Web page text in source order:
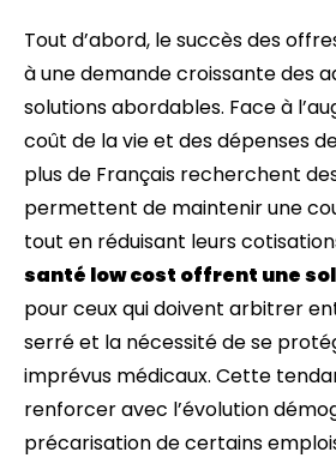
Tout d’abord, le succès des
à une demande croissante des
solutions abordables. Face à
coût de la vie et des dépenses
plus de Français recherchent
permettent de maintenir une
tout en réduisant leurs
santé low cost offrent une
pour ceux qui doivent arbitrer
serré et la nécessité de se
imprévus médicaux. Cette
renforcer avec l’évolution
précarisation de certains